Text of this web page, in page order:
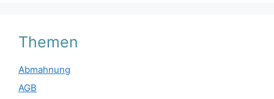
Themen
Abmahnung
AGB